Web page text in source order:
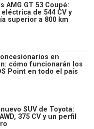
AMG GT 53 Coupé:
de 544 CV y
superior a 800 km
en
cómo funcionarán los
Point en todo el país
SUV de Toyota:
375 CV y un perfil